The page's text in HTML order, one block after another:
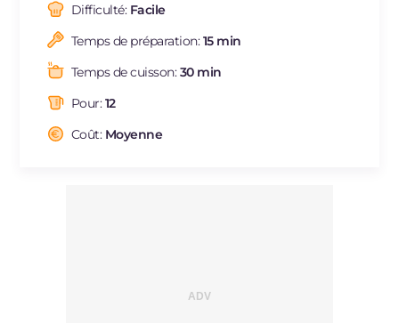
NL
Dont sucres
Protéine
Graisses
Fibre
Cholestérol
Difficulté: Facile
Temps de préparation:15 min
Temps de cuisson:30 min
Pour:12
Coût: Moyenne